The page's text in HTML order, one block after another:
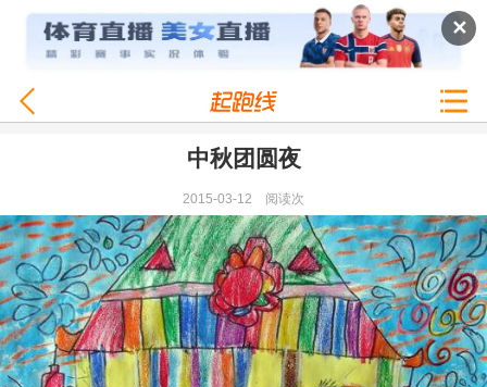
✕
中秋团圆夜
2015-03-12 阅读次